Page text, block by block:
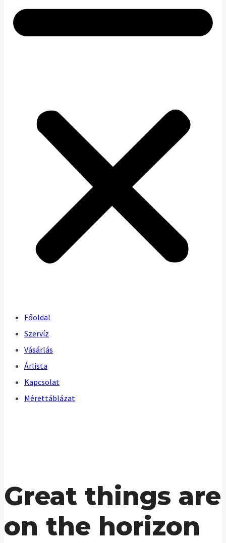
Főoldal
Szervíz
Vásárlás
Árlista
Kapcsolat
Mérettáblázat
Great things are
on the horizon